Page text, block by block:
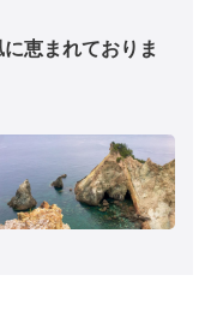
恵まれておりま